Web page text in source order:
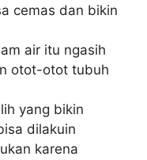
cemas dan bikin
air itu ngasih
otot-otot tubuh
yang bikin
dilakuin
karena